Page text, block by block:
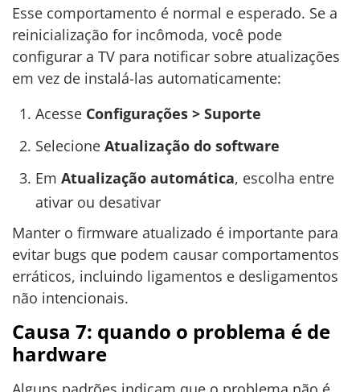
Esse comportamento é normal e esperado. Se a
reinicialização for incômoda, você pode
configurar a TV para notificar sobre atualizações
em vez de instalá-las automaticamente:
Acesse Configurações > Suporte
Selecione Atualização do software
Em Atualização automática, escolha entre
ativar ou desativar
Manter o firmware atualizado é importante para
evitar bugs que podem causar comportamentos
erráticos, incluindo ligamentos e desligamentos
não intencionais.
Causa 7: quando o problema é de
hardware